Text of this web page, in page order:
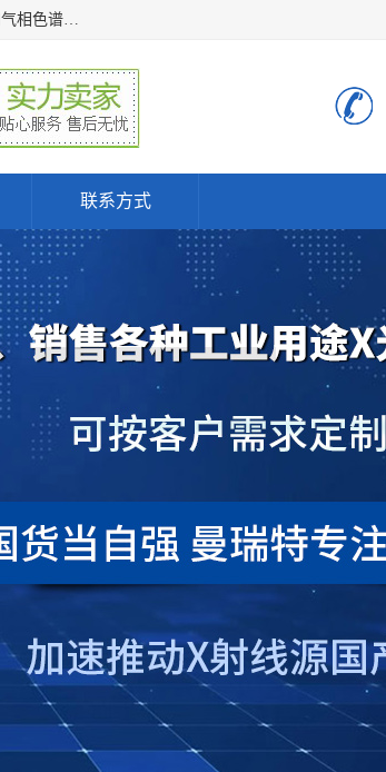
深圳曼瑞特科技有限公司是一家专业从事X光管维修X射线管、Rohs2.0邻苯检测仪器设备、PY-GC热裂解脱附气相仪和气相色谱光谱仪器、天瑞仪器探测器、高压电源等产品的维修出租的企业。本公司以客户至上为宗旨，以专注、专一、专业的精神为您提供安全、经济的技术服务。
联系方式